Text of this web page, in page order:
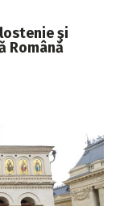
şi
Română